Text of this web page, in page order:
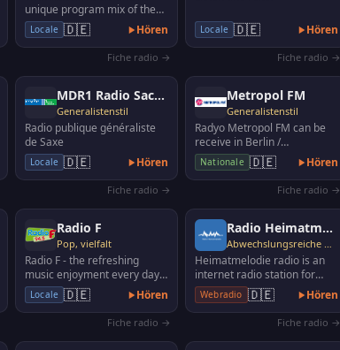
unique program mix of the
most beautiful classical hits,
the best film…
Locale 🇩🇪 Hören
Fiche radio →
Locale 🇩🇪 Hören
Fiche radio →
MDR1 Radio Sachsen
Generalistenstil
Radio publique généraliste
de Saxe
Locale 🇩🇪 Hören
Fiche radio →
Metropol FM
Generalistenstil
Radyo Metropol FM can be
receive in Berlin /
Brandenburg: 101.9,
Mannheim / Ludwigshafen:
88.3, M…
Nationale 🇩🇪 Hören
Fiche radio →
Radio F
Pop, vielfalt
Radio F - the refreshing
music enjoyment every day.
In addition all information
from Franconia an…
Locale 🇩🇪 Hören
Fiche radio →
Radio Heimatmelodie
Abwechslungsreiche Musik
Heimatmelodie radio is an
internet radio station for
german folk music, popular
music and popular…
Webradio 🇩🇪 Hören
Fiche radio →